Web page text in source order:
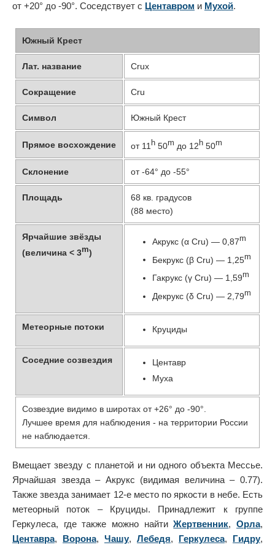
от +20° до -90°. Соседствует с Центавром и Мухой.
Южный Крест
Лат. название Crux
Сокращение Cru
Символ Южный Крест
Прямое восхождение от 11 h 50m до 12 h 50m
Склонение от -64° до -55°
Площадь
68 кв. градусов
(88 место)
Ярчайшие звёзды
(величина < 3m)
Акрукс (α Cru) — 0,87m
Бекрукс (β Cru) — 1,25m
Гакрукс (γ Cru) — 1,59m
Декрукс (δ Cru) — 2,79m
Метеорные потоки Круциды
Соседние созвездия
Центавр
Муха
Созвездие видимо в широтах от +26° до -90°.
Лучшее время для наблюдения - на территории России
не наблюдается.
Вмещает звезду с планетой и ни одного объекта Мессье.
Ярчайшая звезда – Акрукс (видимая величина – 0.77).
Также звезда занимает 12-е место по яркости в небе. Есть
метеорный поток – Круциды. Принадлежит к группе
Геркулеса, где также можно найтиЖертвенник,Орла,
Центавра, Ворона, Чашу, Лебедя, Геркулеса, Гидру,